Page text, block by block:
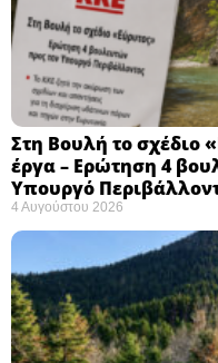
Στη Βουλή το σχέδιο
έργα – Ερώτηση 4
Υπουργό
4 Αυγούστου 2026